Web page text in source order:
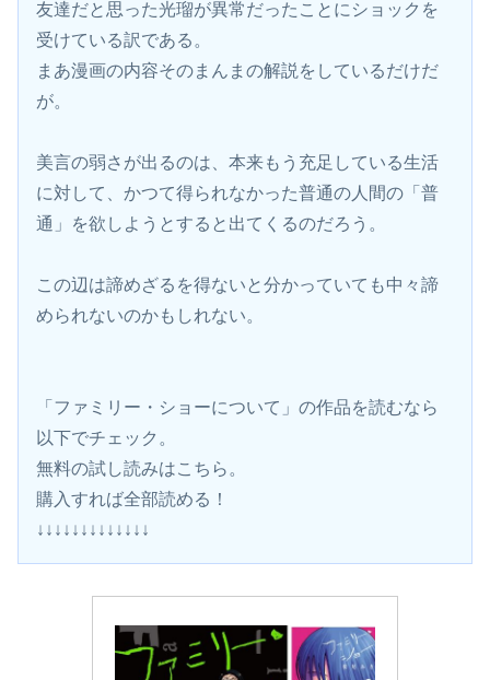
友達だと思った光瑠が異常だったことにショックを
受けている訳である。
まあ漫画の内容そのまんまの解説をしているだけだ
が。
美言の弱さが出るのは、本来もう充足している生活
に対して、かつて得られなかった普通の人間の「普
通」を欲しようとすると出てくるのだろう。
この辺は諦めざるを得ないと分かっていても中々諦
められないのかもしれない。
「ファミリー・ショーについて」の作品を読むなら
以下でチェック。
無料の試し読みはこちら。
購入すれば全部読める！
↓↓↓↓↓↓↓↓↓↓↓↓↓